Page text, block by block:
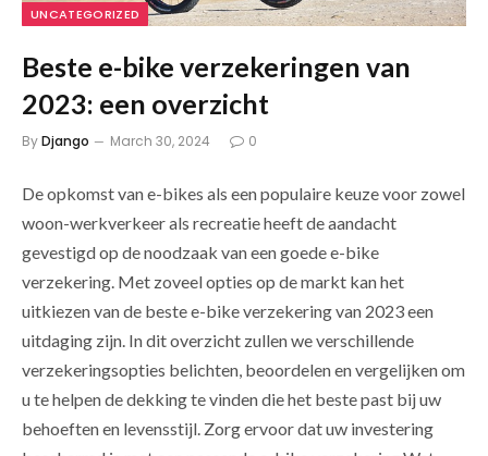
UNCATEGORIZED
Beste e-bike verzekeringen van
2023: een overzicht
ByDjango March 30, 2024 0
De opkomst van e-bikes als een populaire keuze voor zowel
woon-werkverkeer als recreatie heeft de aandacht
gevestigd op de noodzaak van een goede e-bike
verzekering. Met zoveel opties op de markt kan het
uitkiezen van de beste e-bike verzekering van 2023 een
uitdaging zijn. In dit overzicht zullen we verschillende
verzekeringsopties belichten, beoordelen en vergelijken om
u te helpen de dekking te vinden die het beste past bij uw
behoeften en levensstijl. Zorg ervoor dat uw investering